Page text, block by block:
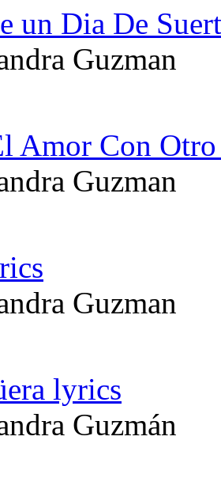
un Dia De
Guzman
Amor Con
Guzman
Guzman
lyrics
Guzmán